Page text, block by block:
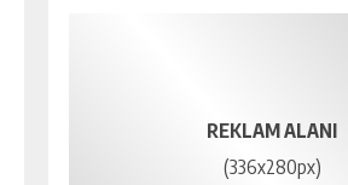
REKLAM ALANI
(336x280px)